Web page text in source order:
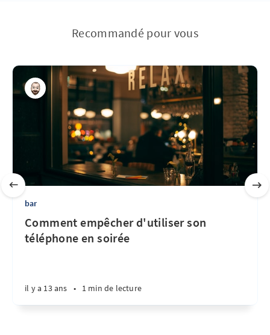
Recommandé pour vous
bar
Comment empêcher d'utiliser son
téléphone en soirée
il y a 13 ans • 1 min de lecture